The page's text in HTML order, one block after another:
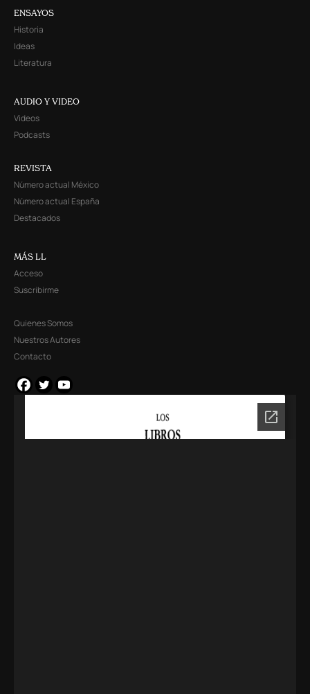
ENSAYOS
Historia
Ideas
Literatura
AUDIO Y VIDEO
Videos
Podcasts
REVISTA
Número actual México
Número actual España
Destacados
MÁS LL
Acceso
Suscribirme
Quienes Somos
Nuestros Autores
Contacto